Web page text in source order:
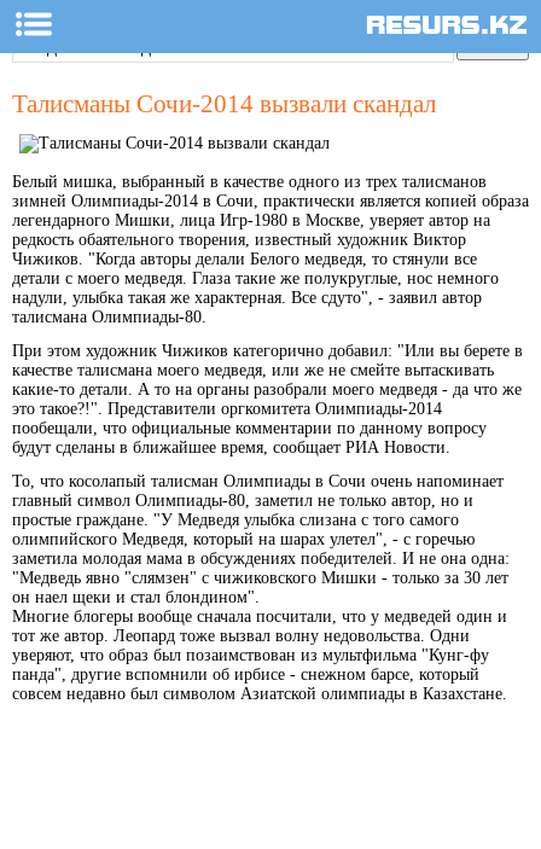
Талисманы Сочи-2014 вызвали скандал
Белый мишка, выбранный в качестве одного из трех талисманов
зимней Олимпиады-2014 в Сочи, практически является копией образа
легендарного Мишки, лица Игр-1980 в Москве, уверяет автор на
редкость обаятельного творения, известный художник Виктор
Чижиков. "Когда авторы делали Белого медведя, то стянули все
детали с моего медведя. Глаза такие же полукруглые, нос немного
надули, улыбка такая же характерная. Все сдуто", - заявил автор
талисмана Олимпиады-80.
При этом художник Чижиков категорично добавил: "Или вы берете в
качестве талисмана моего медведя, или же не смейте вытаскивать
какие-то детали. А то на органы разобрали моего медведя - да что же
это такое?!". Представители оргкомитета Олимпиады-2014
пообещали, что официальные комментарии по данному вопросу
будут сделаны в ближайшее время, сообщает РИА Новости.
То, что косолапый талисман Олимпиады в Сочи очень напоминает
главный символ Олимпиады-80, заметил не только автор, но и
простые граждане. "У Медведя улыбка слизана с того самого
олимпийского Медведя, который на шарах улетел", - с горечью
заметила молодая мама в обсуждениях победителей. И не она одна:
"Медведь явно "слямзен" с чижиковского Мишки - только за 30 лет
он наел щеки и стал блондином".
Многие блогеры вообще сначала посчитали, что у медведей один и
тот же автор. Леопард тоже вызвал волну недовольства. Одни
уверяют, что образ был позаимствован из мультфильма "Кунг-фу
панда", другие вспомнили об ирбисе - снежном барсе, который
совсем недавно был символом Азиатской олимпиады в Казахстане.